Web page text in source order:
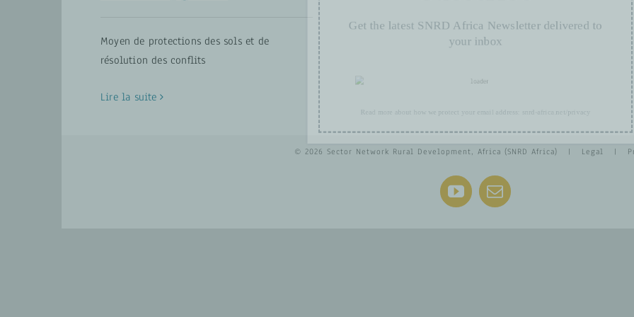
Moyen de protections des sols et de
résolution des conflits
Lire la suite
© 2026 Sector Network Rural Development, Africa (SNRD Africa) | Legal |
YouTube
Email
Get the latest SNRD Africa Newsletter delivered to
your inbox
Read more about how we protect your email address:snrd-africa.net/privacy